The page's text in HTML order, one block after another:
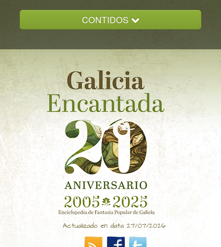
CONTIDOS
GALICIA ENCANTADA
DOCUMENTACION
NOVAS
CONTACTO
Actualizado en data 27/07/2026